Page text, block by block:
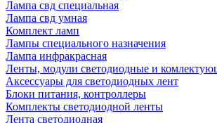
Лампа свд специальная
Лампа свд умная
Комплект ламп
Лампы специального назначения
Лампа инфракрасная
Ленты, модули светодиодные и
Аксессуары для светодиодных лент
Блоки питания, контроллеры
Комплекты светодиодной ленты
Лента светодиодная